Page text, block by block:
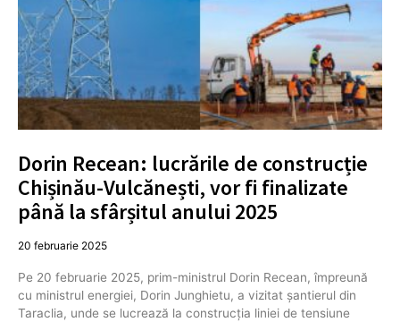
Dorin Recean: lucrările de construcție
Chișinău-Vulcănești, vor fi finalizate
până la sfârșitul anului 2025
20 februarie 2025
Pe 20 februarie 2025, prim-ministrul Dorin Recean, împreună
cu ministrul energiei, Dorin Junghietu, a vizitat șantierul din
Taraclia, unde se lucrează la construcția liniei de tensiune